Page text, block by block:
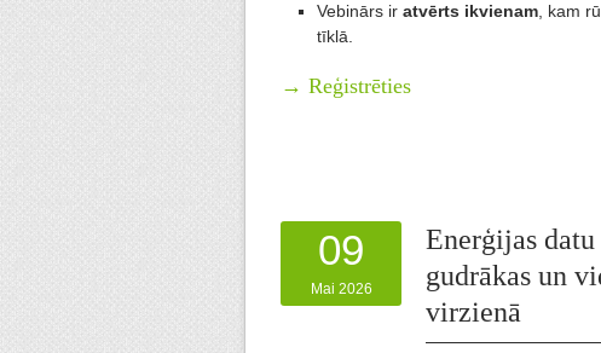
Vebinārs ir atvērts ikvienam , kam
tīklā.
→ Reģistrēties
09
Mai 2026
Enerģijas
gudrākas un
virzienā